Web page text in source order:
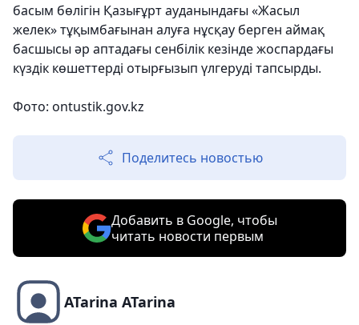
басым бөлігін Қазығұрт ауданындағы «Жасыл
желек» тұқымбағынан алуға нұсқау берген аймақ
басшысы әр аптадағы сенбілік кезінде жоспардағы
күздік көшеттерді отырғызып үлгеруді тапсырды.
Фото: ontustik.gov.kz
Поделитесь новостью
Добавить в Google, чтобы
читать новости первым
ATarina ATarina